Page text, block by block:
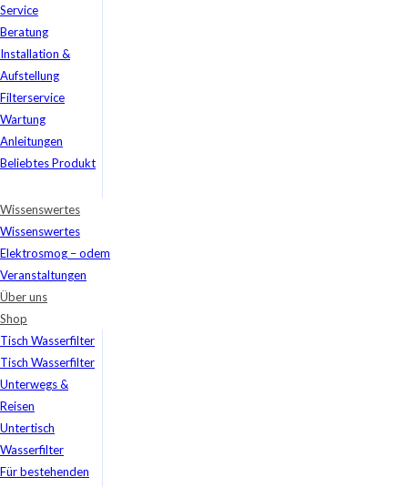
Service
Beratung
Installation &
Aufstellung
Filterservice
Wartung
Anleitungen
Beliebtes Produkt
Wissenswertes
Wissenswertes
Elektrosmog – odem
Veranstaltungen
Über uns
Shop
Tisch Wasserfilter
Tisch Wasserfilter
Unterwegs &
Reisen
Untertisch
Wasserfilter
Für bestehenden